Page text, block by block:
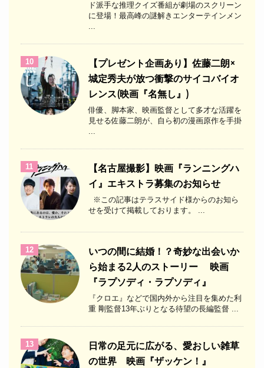
ド派手な推理クイズ番組が劇場のスクリーン
に登場！最高峰の謎解きエンターテインメン
10
【プレゼント企画あり】佐藤二朗×
城定秀夫が放つ衝撃のサイコバイオ
レンス(映画『名無し』)
俳優、脚本家、映画監督として多才な活躍を
見せる佐藤二朗が、自ら初の漫画原作を手掛
11
【名古屋撮影】映画『ランニングハ
イ』エキストラ募集のお知らせ
※この記事はテラスサイド様からのお知ら
せを受けて掲載しております。 ...
12
いつの間に結婚！？奇妙な出会いか
ら始まる2人のストーリー 映画
『ラプソディ・ラプソディ』
『クロエ』などで国内外から注目を集めた利
重 剛監督13年ぶりとなる待望の長編監督 ...
13
日常の足元に広がる、愛おしい雑草
の世界 映画『ザッケン！』